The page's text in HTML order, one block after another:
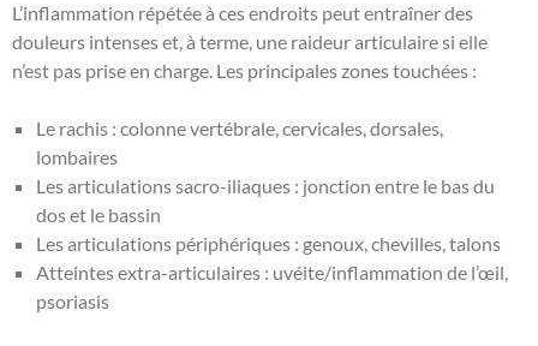
L’inflammation répétée à ces endroits peut entraîner des
douleurs intenses et, à terme, une raideur articulaire si elle
n’est pas prise en charge. Les principales zones touchées :
Le rachis : colonne vertébrale, cervicales, dorsales,
lombaires
Les articulations sacro-iliaques : jonction entre le bas du
dos et le bassin
Les articulations périphériques : genoux, chevilles, talons
Atteintes extra-articulaires : uvéite/inflammation de l’œil,
psoriasis